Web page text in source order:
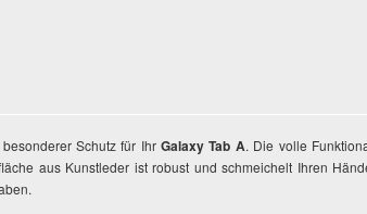
Schutz für IhrGalaxy Tab A. Die volle
aus Kunstleder ist robust und schmeichelt Ihren